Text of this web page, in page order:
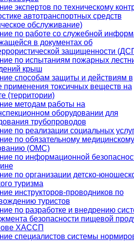
экспертов по техническому
автотранспортных средств
обслуживание)
по работе со служебной
в документах об
защищенности
по испытаниям пожарных
крыш
способам защиты и действиям в
применения токсичных веществ на
(территории)
методам работы на
оборудовании для
трубопроводов
по реализации социальных
по обязательному медицинскому
(ОМС)
по информационной
по организации детско-
туризма
инструкторов-проводников по
туристов
по разработке и внедрению
безопасности пищевой
ХАССП
специалистов системы